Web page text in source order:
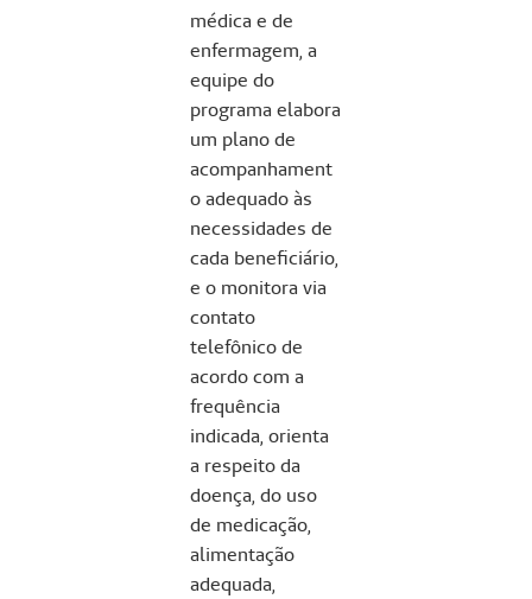
médica e de
enfermagem, a
equipe do
programa elabora
um plano de
acompanhament
o adequado às
necessidades de
cada beneficiário,
e o monitora via
contato
telefônico de
acordo com a
frequência
indicada, orienta
a respeito da
doença, do uso
de medicação,
alimentação
adequada,